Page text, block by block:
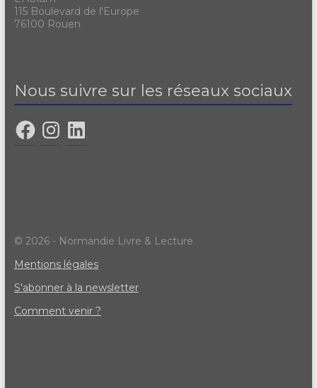
115 Boulevard de l'Europe
76100 Rouen
Nous suivre sur les réseaux sociaux
© 2026 - Normandie Livre & Lecture
Mentions légales
S'abonner à la newsletter
Comment venir ?